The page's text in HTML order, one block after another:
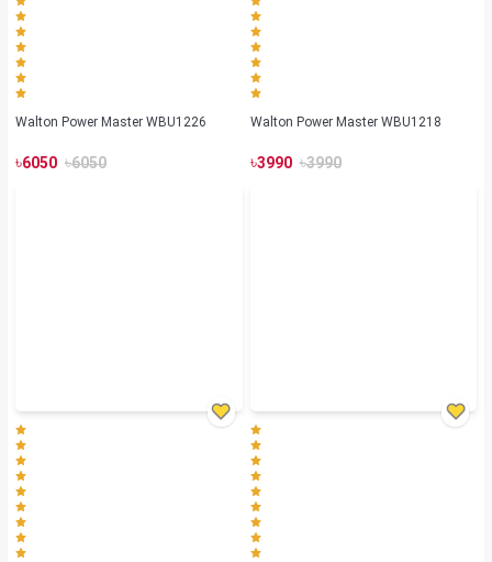
Walton Power Master WBU1226
৳6050 ৳6050
Walton Power Master WBU1218
৳3990 ৳3990